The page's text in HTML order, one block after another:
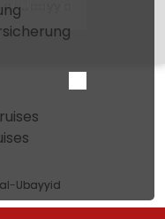
al-Ubayyid
al-Ubayyid